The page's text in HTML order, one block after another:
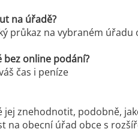
na úřadě?
průkaz na vybraném
online podání?
čas i peníze
znehodnotit, podobně,
na obecní úřad obce s